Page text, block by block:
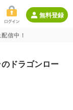
無料登録
信中！
ドラゴンロー